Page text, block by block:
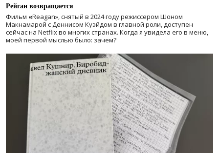
Рейган возвращается
Фильм «Reagan», снятый в 2024 годурежиссером Шоном
Макнамарой с Деннисом Куэйдом в главной роли, доступен
сейчас на Netflix во многих странах. Когда я увидела его в меню,
моей первой мыслью было: зачем?